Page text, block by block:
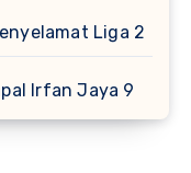
Liga 2
Irfan Jaya 9